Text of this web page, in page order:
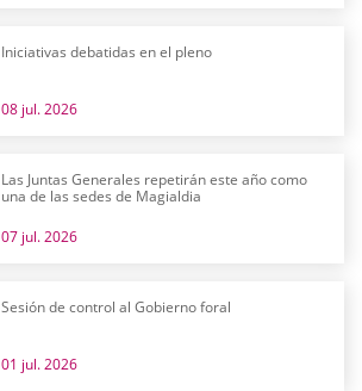
Iniciativas debatidas en el pleno
08 jul. 2026
Las Juntas Generales repetirán este año como
una de las sedes de Magialdia
07 jul. 2026
Sesión de control al Gobierno foral
01 jul. 2026